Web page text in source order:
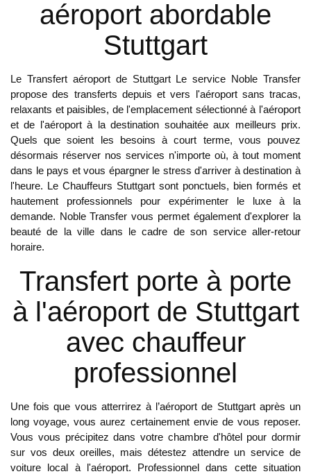
de l'année. Dans l'attente !!!
9.5
Je suis très impressionné par Noble Transfer,
en particulier par la grande assistance que
nous avons reçue de vos chauffeurs lors de
notre séjour à Stuttgart. Ils étaient bien
informés et nous ont vraiment guidés avec les
joyaux cachés de la ville avec un soutien et une
patience sans faille. Un grand merci à Noble
Transfer !!
Jackson
Jan 15, 2020
9.6
Le service de prise en charge et de dépose de
Noble Transfer était très impressionnant. Le
chauffeur arrive à l'heure et la flotte est
entièrement équipée pour chaque type de
voyageur. J'ai un siège équipé séparé pour
mon enfant de 2 ans. Nous avons passé un
bon moment pendant nos vacances en Suisse.
Merci Noble Transfer !!
aéroport abordable
Stuttgart
Le Transfert aéroport de StuttgartLe service Noble Transfer
propose des transferts depuis et vers l'aéroport sans tracas,
relaxants et paisibles, de l'emplacement sélectionné à l'aéroport
et de l'aéroport à la destination souhaitée aux meilleurs prix.
Quels que soient les besoins à court terme, vous pouvez
désormais réserver nos services n'importe où, à tout moment
dans le pays et vous épargner le stress d'arriver à destination à
l'heure. Le Chauffeurs Stuttgart sont ponctuels, bien formés et
hautement professionnels pour expérimenter le luxe à la
demande. Noble Transfer vous permet également d'explorer la
beauté de la ville dans le cadre de son service aller-retour
horaire.
Transfert porte à porte
à l'aéroport de Stuttgart
avec chauffeur
professionnel
Une fois que vous atterrirez à l’aéroport de Stuttgart après un
long voyage, vous aurez certainement envie de vous reposer.
Vous vous précipitez dans votre chambre d'hôtel pour dormir
sur vos deux oreilles, mais détestez attendre un service de
voiture local à l'aéroport. Professionnel dans cette situation